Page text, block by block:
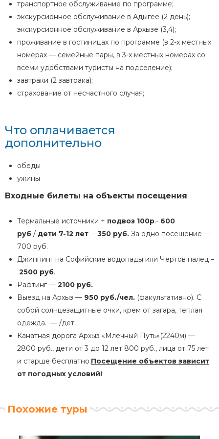
транспортное обслуживание по программе;
экскурсионное обслуживание в Адыгее (2 день);
экскурсионное обслуживание в Архызе (3,4);
проживание в гостиницах по программе (в 2-х местных
номерах — семейные пары, в 3-х местных номерах со
всеми удобствами туристы на подселение);
завтраки (2 завтрака);
страхование от несчастного случая;
Что оплачивается
дополнительно
обеды
ужины
Входные билеты на объекты посещения:
Термальные источники + подвоз 100р.- 600
руб./ дети 7-12 лет —350 руб. За одно посещение —
700 руб.
Джиппинг на Софийские водопады или Чертов палец –
2500 руб.
Рафтинг — 2100 руб.
Выезд на Архыз — 950 руб./чел. (факультативно). С
собой солнцезащитные очки, крем от загара, теплая
одежда. — /дет.
Канатная дорога Архыз «Млечный Путь»(2240м) —
2800 руб., дети от 3 до 12 лет 800 руб., лица от 75 лет
и старше бесплатно.Посещение объектов зависит
от погодных условий!
Похожие туры